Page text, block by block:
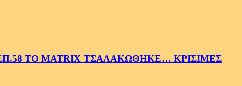
ΤΟ MATRIX ΤΣΑΛΑΚΩΘΗΚΕ… ΚΡΙΣΙΜΕΣ